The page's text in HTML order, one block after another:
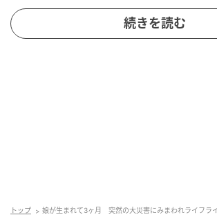
続きを読む
トップ
娘が生まれて3ヶ月 突然の大災害にみまわれライフラ